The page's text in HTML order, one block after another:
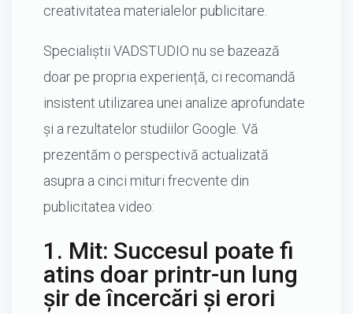
creativitatea materialelor publicitare.
Specialiștii VADSTUDIO nu se bazează
doar pe propria experiență, ci recomandă
insistent utilizarea unei analize aprofundate
și a rezultatelor studiilor Google. Vă
prezentăm o perspectivă actualizată
asupra a cinci mituri frecvente din
publicitatea video:
1. Mit: Succesul poate fi
atins doar printr-un lung
șir de încercări și erori